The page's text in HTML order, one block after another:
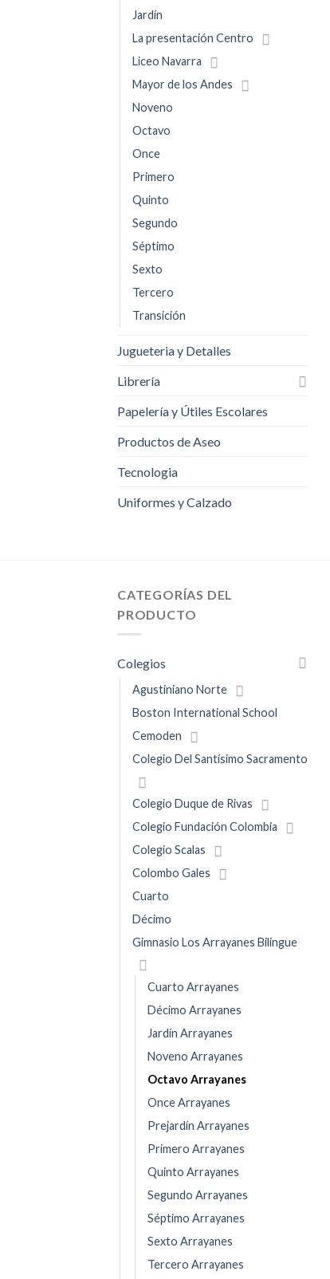
Jardín
La presentación Centro
Liceo Navarra
Mayor de los Andes
Noveno
Octavo
Once
Primero
Quinto
Segundo
Séptimo
Sexto
Tercero
Transición
Jugueteria y Detalles
Librería
Papelería y Útiles Escolares
Productos de Aseo
Tecnologia
Uniformes y Calzado
CATEGORÍAS DEL
PRODUCTO
Colegios
Agustiniano Norte
Boston International School
Cemoden
Colegio Del Santísimo Sacramento
Colegio Duque de Rivas
Colegio Fundación Colombia
Colegio Scalas
Colombo Gales
Cuarto
Décimo
Gimnasio Los Arrayanes Bilingue
Cuarto Arrayanes
Décimo Arrayanes
Jardín Arrayanes
Noveno Arrayanes
Octavo Arrayanes
Once Arrayanes
Prejardín Arrayanes
Primero Arrayanes
Quinto Arrayanes
Segundo Arrayanes
Séptimo Arrayanes
Sexto Arrayanes
Tercero Arrayanes